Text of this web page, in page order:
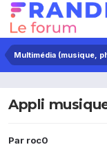
Multimédia (musique,
Appli
Par roc0